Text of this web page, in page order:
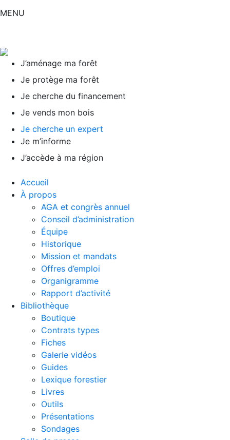
MENU
J’aménage ma forêt
Je protège ma forêt
Je cherche du financement
Je vends mon bois
Je cherche un expert
Je m’informe
J’accède à ma région
Accueil
À propos
AGA et congrès annuel
Conseil d’administration
Équipe
Historique
Mission et mandats
Offres d’emploi
Organigramme
Rapport d’activité
Bibliothèque
Boutique
Contrats types
Fiches
Galerie vidéos
Guides
Lexique forestier
Livres
Outils
Présentations
Sondages